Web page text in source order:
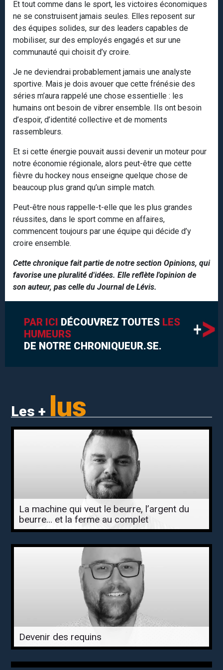
Et tout comme dans le sport, les victoires économiques
ne se construisent jamais seules. Elles reposent sur
des équipes solides, sur des leaders capables de
mobiliser, sur des employés engagés et sur une
communauté qui choisit d’y croire.
Je ne deviendrai probablement jamais une analyste
sportive. Mais je dois avouer que cette frénésie des
séries m’aura rappelé une chose essentielle : les
humains ont besoin de vibrer ensemble. Ils ont besoin
d’espoir, d’identité collective et de moments
rassembleurs.
Et si cette énergie pouvait aussi devenir un moteur pour
notre économie régionale, alors peut-être que cette
fièvre du hockey nous enseigne quelque chose de
beaucoup plus grand qu’un simple match.
Peut-être nous rappelle-t-elle que les plus grandes
réussites, dans le sport comme en affaires,
commencent toujours par une équipe qui décide d’y
croire ensemble.
Cette chronique fait partie de notre section Opinions, qui
favorise une pluralité d'idées. Elle reflète l'opinion de
son auteur, pas celle du Journal de Lévis.
PAR ICI DÉCOUVREZ TOUTES LES
HUMEURS
DE NOTRE CHRONIQUEUR.SE.
Les + lus
La machine qui veut le beurre, l’argent du
beurre… et la ferme au complet
Devenir des requins